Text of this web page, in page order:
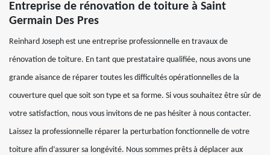
Entreprise de rénovation de toiture à Saint
Germain Des Pres
Reinhard Joseph est une entreprise professionnelle en travaux de
rénovation de toiture. En tant que prestataire qualifiée, nous avons une
grande aisance de réparer toutes les difficultés opérationnelles de la
couverture quel que soit son type et sa forme. Si vous souhaitez être sûr de
votre satisfaction, nous vous invitons de ne pas hésiter à nous contacter.
Laissez la professionnelle réparer la perturbation fonctionnelle de votre
toiture afin d’assurer sa longévité. Nous sommes prêts à déplacer aux